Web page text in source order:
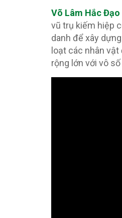
Võ Lâm Hắc
vũ trụ kiếm hiệp
danh để xây
loạt các nhân
rộng lớn với vô